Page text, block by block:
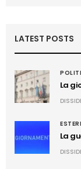
LATEST POSTS
La
ESTERI
La